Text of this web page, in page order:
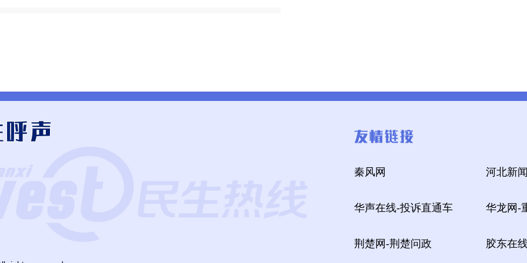
秦风网 河北新
华声在线-投诉直通车 华龙网-
荆楚网-荆楚问政 胶东在